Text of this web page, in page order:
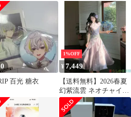
BESPOKE
百光 糖衣
1%OFF
¥7,449
【送料無料】2026春夏
幻紫流雲 ネオチャイナ
暗紋プリント 旗袍 ウエ
スト収束 琉光紗スカー